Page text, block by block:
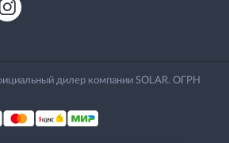
дилер компании SOLAR. ОГРН